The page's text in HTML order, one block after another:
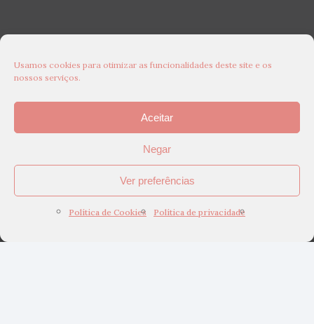
Usamos cookies para otimizar as funcionalidades deste site e os
nossos serviços.
Aceitar
Negar
Ver preferências
Política de Cookies Política de privacidade